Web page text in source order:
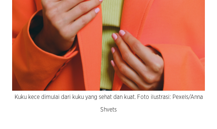
Kuku kece dimulai dari kuku yang sehat dan kuat. Foto ilustrasi: Pexels/Anna
Shvets